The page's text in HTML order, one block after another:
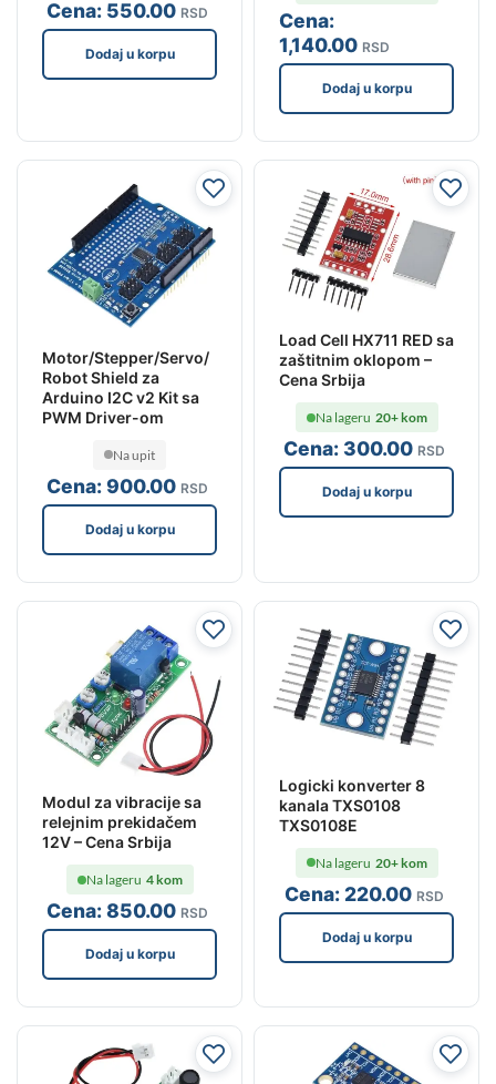
Cena: 550.00 RSD
Dodaj u korpu
Cena:
1,140.00 RSD
Dodaj u korpu
Motor/Stepper/Servo/
Robot Shield za
Arduino I2C v2 Kit sa
PWM Driver-om
Cena:900.00 RSD
Na upit
Dodaj u korpu
Load Cell HX711 RED sa
zaštitnim oklopom –
Cena Srbija
Cena:300.00 RSD
Na lageru 20+ kom
Dodaj u korpu
Modul za vibracije sa
relejnim prekidačem
12V – Cena Srbija
Cena:850.00 RSD
Na lageru 4 kom
Dodaj u korpu
Logicki konverter 8
kanala TXS0108
TXS0108E
Cena: 220.00 RSD
Na lageru 20+ kom
Dodaj u korpu